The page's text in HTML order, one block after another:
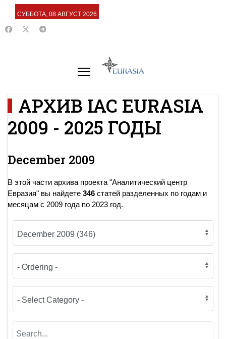
СУББОТА, 08 АВГУСТ 2026
АРХИВ IAC EURASIA
2009 - 2025 ГОДЫ
December 2009
В этой части архива проекта "Аналитический центр
Евразия" вы найдете 346 статей разделенных по годам и
месяцам с 2009 года по 2023 год.